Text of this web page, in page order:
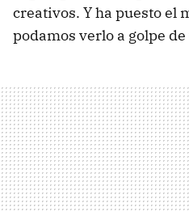
creativos. Y ha puesto el
podamos verlo a golpe